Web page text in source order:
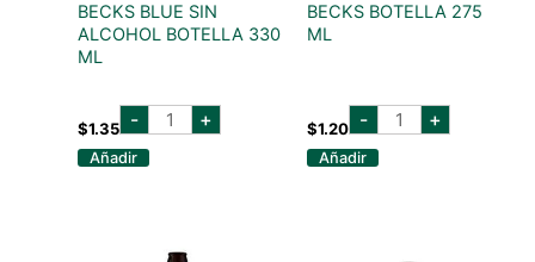
BECKS BLUE SIN
ALCOHOL BOTELLA 330
ML
$1.35 - becks
blue
sin
alcohol
+
Añadir
BECKS BOTELLA 275
ML
$1.20 - becks
botella
275
ml
+
Añadir